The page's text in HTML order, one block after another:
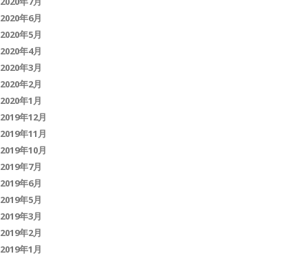
2020年6月
2020年5月
2020年4月
2020年3月
2020年2月
2020年1月
2019年12月
2019年11月
2019年10月
2019年7月
2019年6月
2019年5月
2019年3月
2019年2月
2019年1月